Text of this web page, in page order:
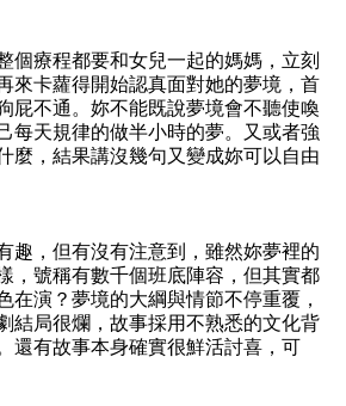
個療程都要和女兒一起的媽媽，立刻
來卡蘿得開始認真面對她的夢境，首
屁不通。妳不能既說夢境會不聽使喚
每天規律的做半小時的夢。又或者強
麼，結果講沒幾句又變成妳可以自由
趣，但有沒有注意到，雖然妳夢裡的
，號稱有數千個班底陣容，但其實都
在演？夢境的大綱與情節不停重覆，
結局很爛，故事採用不熟悉的文化背
還有故事本身確實很鮮活討喜，可